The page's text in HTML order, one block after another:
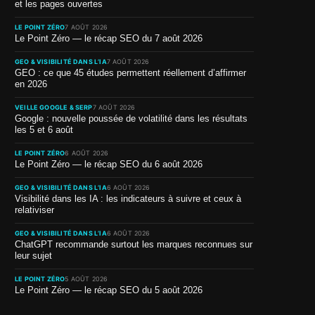
et les pages ouvertes
LE POINT ZÉRO7 AOÛT 2026
Le Point Zéro — le récap SEO du 7 août 2026
GEO & VISIBILITÉ DANS L’IA7 AOÛT 2026
GEO : ce que 45 études permettent réellement d’affirmer
en 2026
VEILLE GOOGLE & SERP7 AOÛT 2026
Google : nouvelle poussée de volatilité dans les résultats
les 5 et 6 août
LE POINT ZÉRO6 AOÛT 2026
Le Point Zéro — le récap SEO du 6 août 2026
GEO & VISIBILITÉ DANS L’IA6 AOÛT 2026
Visibilité dans les IA : les indicateurs à suivre et ceux à
relativiser
GEO & VISIBILITÉ DANS L’IA6 AOÛT 2026
ChatGPT recommande surtout les marques reconnues sur
leur sujet
LE POINT ZÉRO5 AOÛT 2026
Le Point Zéro — le récap SEO du 5 août 2026